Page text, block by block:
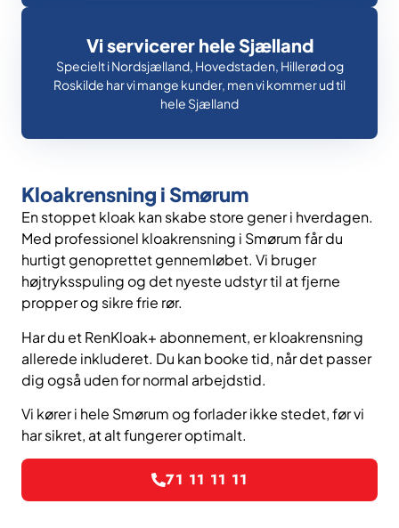
Vi servicerer hele Sjælland
Specielt i Nordsjælland, Hovedstaden, Hillerød og
Roskilde har vi mange kunder, men vi kommer ud til
hele Sjælland
Kloakrensning i Smørum
En stoppet kloak kan skabe store gener i hverdagen.
Med professionel kloakrensning i Smørum får du
hurtigt genoprettet gennemløbet. Vi bruger
højtryksspuling og det nyeste udstyr til at fjerne
propper og sikre frie rør.
Har du et RenKloak+ abonnement, er kloakrensning
allerede inkluderet. Du kan booke tid, når det passer
dig også uden for normal arbejdstid.
Vi kører i hele Smørum og forlader ikke stedet, før vi
har sikret, at alt fungerer optimalt.
71 11 11 11